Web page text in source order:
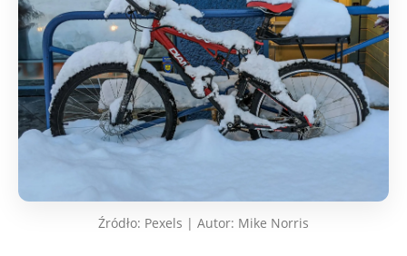
Źródło: Pexels | Autor: Mike Norris